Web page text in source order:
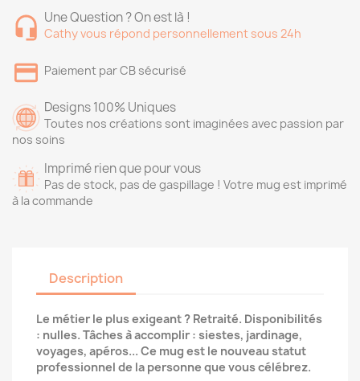
Une Question ? On est là !
Cathy vous répond personnellement sous 24h
Paiement par CB sécurisé
Designs 100% Uniques
Toutes nos créations sont imaginées avec passion par
nos soins
Imprimé rien que pour vous
Pas de stock, pas de gaspillage ! Votre mug est imprimé
à la commande
Description
Le métier le plus exigeant ? Retraité. Disponibilités
: nulles. Tâches à accomplir : siestes, jardinage,
voyages, apéros... Ce mug est le nouveau statut
professionnel de la personne que vous célébrez.